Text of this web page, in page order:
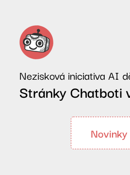
Nezisková iniciativa AI
Stránky Chatboti